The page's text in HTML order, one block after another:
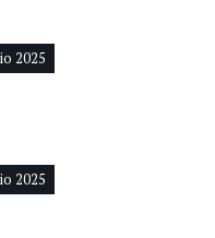
2025
2025